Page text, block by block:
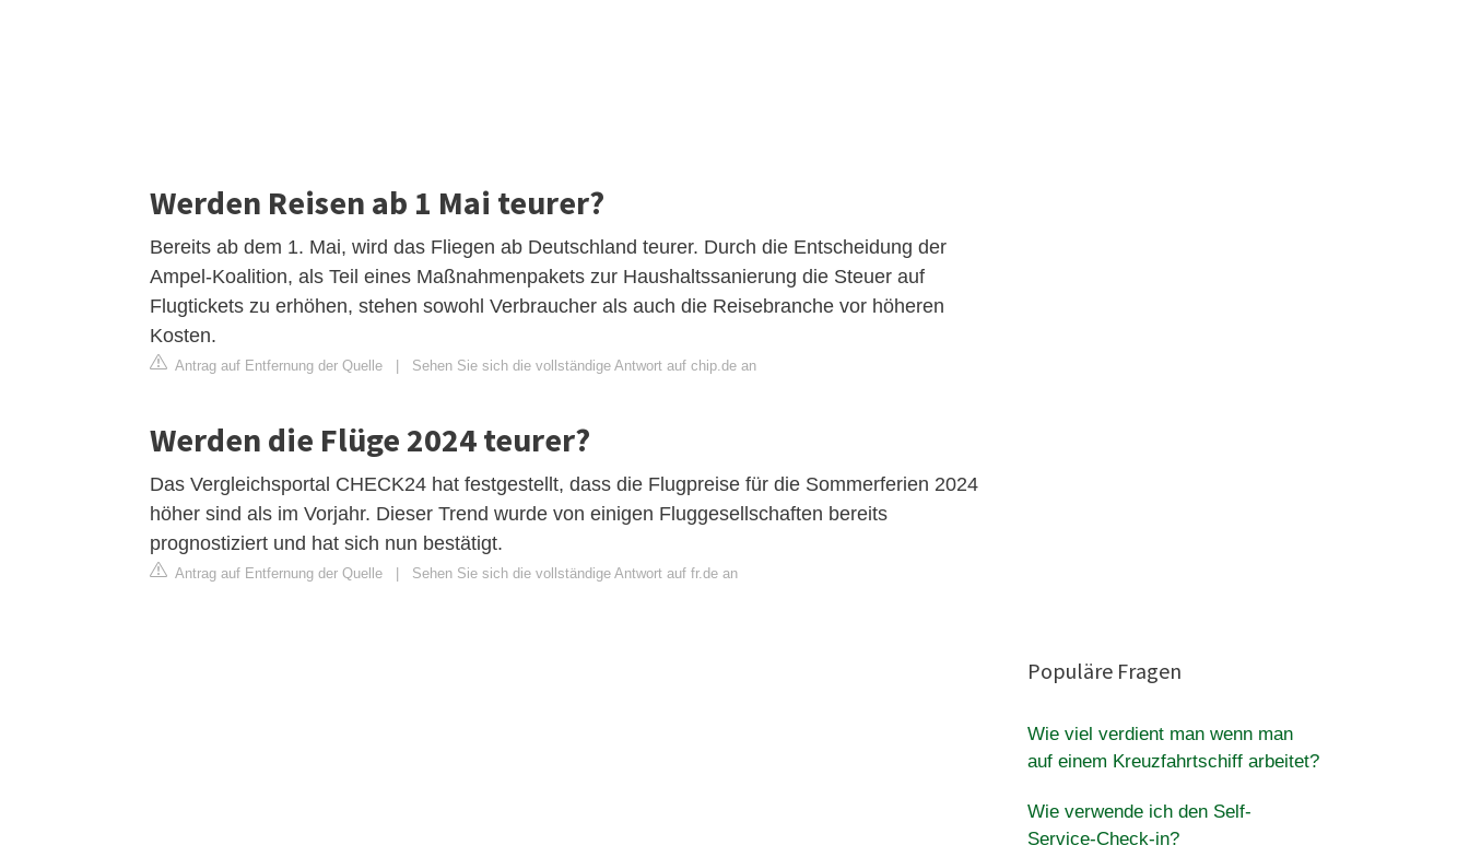
Werden Reisen ab 1 Mai teurer?
Bereits ab dem 1. Mai, wird das Fliegen ab Deutschland teurer. Durch die Entscheidung der
Ampel-Koalition, als Teil eines Maßnahmenpakets zur Haushaltssanierung die Steuer auf
Flugtickets zu erhöhen, stehen sowohl Verbraucher als auch die Reisebranche vor höheren
Kosten.
Antrag auf Entfernung der Quelle Sehen Sie sich die vollständige Antwort auf chip.de an
Werden die Flüge 2024 teurer?
Das Vergleichsportal CHECK24 hat festgestellt, dass die Flugpreise für die Sommerferien 2024
höher sind als im Vorjahr. Dieser Trend wurde von einigen Fluggesellschaften bereits
prognostiziert und hat sich nun bestätigt.
Antrag auf Entfernung der Quelle Sehen Sie sich die vollständige Antwort auf fr.de an
Populäre Fragen
Wie viel verdient man wenn man
auf einem Kreuzfahrtschiff arbeitet?
Wie verwende ich den Self-
Service-Check-in?